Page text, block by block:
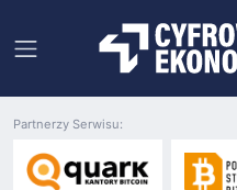
Partnerzy Serwisu: